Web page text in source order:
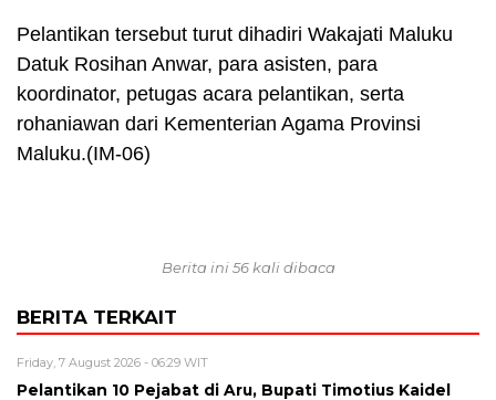
Pelantikan tersebut turut dihadiri Wakajati Maluku
Datuk Rosihan Anwar, para asisten, para
koordinator, petugas acara pelantikan, serta
rohaniawan dari Kementerian Agama Provinsi
Maluku.(IM-06)
Berita ini 56 kali dibaca
BERITA TERKAIT
Friday, 7 August 2026 - 06:29 WIT
Pelantikan 10 Pejabat di Aru, Bupati Timotius Kaidel